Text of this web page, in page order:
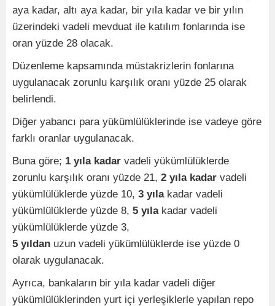
aya kadar, altı aya kadar, bir yıla kadar ve bir yılın
üzerindeki vadeli mevduat ile katılım fonlarında ise
oran yüzde 28 olacak.
Düzenleme kapsamında müstakrizlerin fonlarına
uygulanacak zorunlu karşılık oranı yüzde 25 olarak
belirlendi.
Diğer yabancı para yükümlülüklerinde ise vadeye göre
farklı oranlar uygulanacak.
Buna göre; 1 yıla kadar vadeli yükümlülüklerde
zorunlu karşılık oranı yüzde 21, 2 yıla kadar vadeli
yükümlülüklerde yüzde 10, 3 yıla kadar vadeli
yükümlülüklerde yüzde 8, 5 yıla kadar vadeli
yükümlülüklerde yüzde 3,
5 yıldan uzun vadeli yükümlülüklerde ise yüzde 0
olarak uygulanacak.
Ayrıca, bankaların bir yıla kadar vadeli diğer
yükümlülüklerinden yurt içi yerleşiklerle yapılan repo